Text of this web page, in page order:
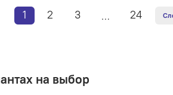
1 2 3 … 24
на выбор